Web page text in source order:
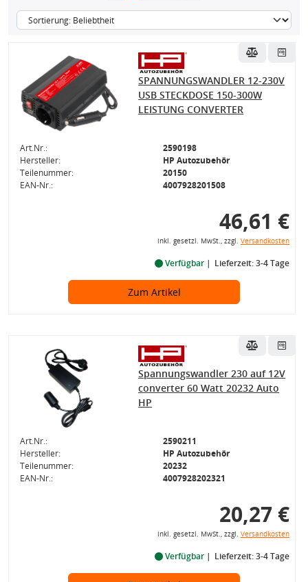
SPANNUNGSWANDLER 12-230V
USB STECKDOSE 150-300W
LEISTUNG CONVERTER
Art.Nr.:
2590198
Hersteller:
HP Autozubehör
Teilenummer:
20150
EAN-Nr.:
4007928201508
46,61 €
inkl. gesetzl. MwSt., zzgl. Versandkosten
Verfügbar Lieferzeit: 3-4 Tage
Zum Artikel
Spannungswandler 230 auf 12V
converter 60 Watt 20232 Auto
HP
Art.Nr.:
2590211
Hersteller:
HP Autozubehör
Teilenummer:
20232
EAN-Nr.:
4007928202321
20,27 €
inkl. gesetzl. MwSt., zzgl. Versandkosten
Verfügbar Lieferzeit: 3-4 Tage